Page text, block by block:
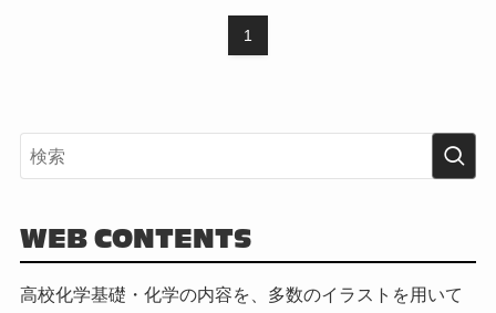
1
WEB CONTENTS
高校化学基礎・化学の内容を、多数のイラストを用いて